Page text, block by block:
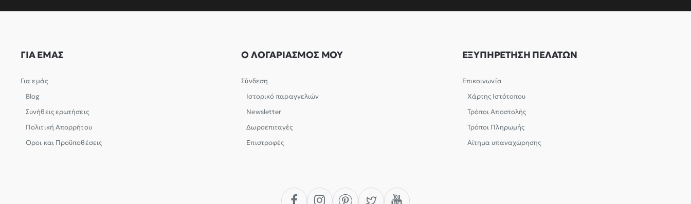
ΓΙΑ ΕΜΑΣ
Για εμάς
Blog
Συνήθεις ερωτήσεις
Πολιτική Απορρήτου
Όροι και Προϋποθέσεις
Ο ΛΟΓΑΡΙΑΣΜΟΣ ΜΟΥ
Σύνδεση
Ιστορικό παραγγελιών
Newsletter
Δωροεπιταγές
Επιστροφές
ΕΞΥΠΗΡΕΤΗΣΗ ΠΕΛΑΤΩΝ
Επικοινωνία
Χάρτης Ιστότοπου
Τρόποι Αποστολής
Τρόποι Πληρωμής
Αίτημα υπαναχώρησης